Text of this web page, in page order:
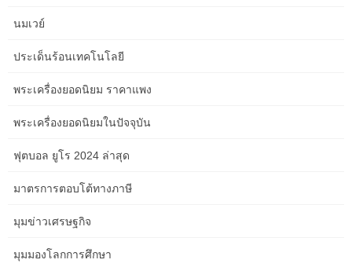
Investing.com – ธนาคารกลางจีนปรับลดอัตราดอกเบี้ยเงินกู้ลูกค้าชั้น
ดีระยะเวลา 5 ปีลงมากกว่าที่คาดในวันนี้… Investing.com – ในวันนี้
ธนาคารกลางสหรัฐฯ… ธนาคารแห่งประเทศไทยยอมรับเศรษฐกิจโต
ทำให้ต้องลดดอกเบี้ยลงเหลือ 1.25% เมื่อต้นเดือน พ.ย. InfoQuest –
นมเวย์
ประเด็นร้อนเทคโนโลยี
พระเครื่องยอดนิยม ราคาแพง
พระเครื่องยอดนิยมในปัจจุบัน
ฟุตบอล ยูโร 2024 ล่าสุด
มาตรการตอบโต้ทางภาษี
มุมข่าวเศรษฐกิจ
มุมมองโลกการศึกษา